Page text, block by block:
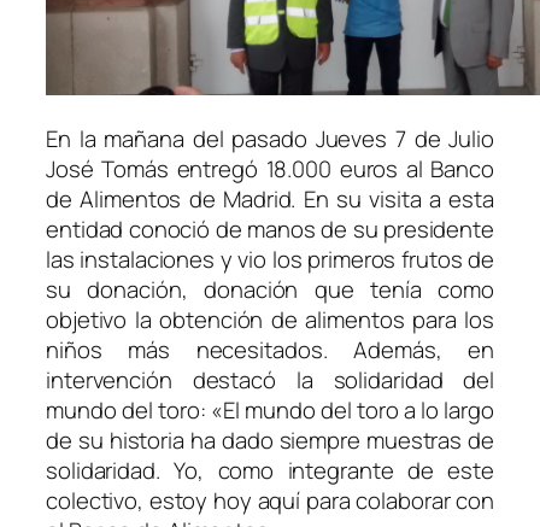
En la mañana del pasado Jueves 7 de Julio
José Tomás entregó 18.000 euros al Banco
de Alimentos de Madrid. En su visita a esta
entidad conoció de manos de su presidente
las instalaciones y vio los primeros frutos de
su donación, donación que tenía como
objetivo la obtención de alimentos para los
niños más necesitados. Además, en
intervención destacó la solidaridad del
mundo del toro: «El mundo del toro a lo largo
de su historia ha dado siempre muestras de
solidaridad. Yo, como integrante de este
colectivo, estoy hoy aquí para colaborar con